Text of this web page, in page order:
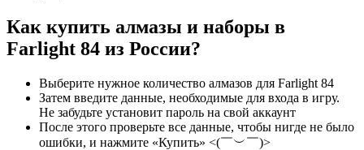
Как купить алмазы и наборы в
Farlight 84 из России?
Выберите нужное количество алмазов для Farlight 84
Затем введите данные, необходимые для входа в игру.
Не забудьте установит пароль на свой аккаунт
После этого проверьте все данные, чтобы нигде не было
ошибки, и нажмите «Купить» <(￣︶￣)>